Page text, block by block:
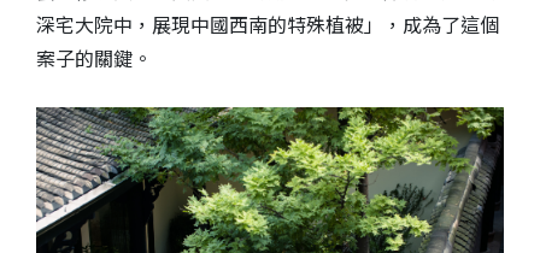
深宅大院中，展現中國西南的特殊植被」，成為了這個
案子的關鍵。